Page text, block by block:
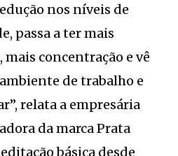
nos níveis de
passa a ter mais
concentração e vê
de trabalho e
relata a empresária
da marca Prata
básica desde